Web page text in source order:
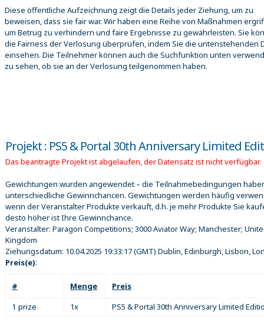
Diese öffentliche Aufzeichnung zeigt die Details jeder Ziehung, um zu
beweisen, dass sie fair war. Wir haben eine Reihe von Maßnahmen
um Betrug zu verhindern und faire Ergebnisse zu gewährleisten. Sie
die Fairness der Verlosung überprüfen, indem Sie die untenstehenden
einsehen. Die Teilnehmer können auch die Suchfunktion unten
zu sehen, ob sie an der Verlosung teilgenommen haben.
Projekt : PS5 & Portal 30th Anniversary Limited
Das beantragte Projekt ist abgelaufen, der Datensatz ist nicht verfügbar.
Gewichtungen wurden angewendet – die Teilnahmebedingungen
unterschiedliche Gewinnchancen. Gewichtungen werden häufig
wenn der Veranstalter Produkte verkauft, d.h. je mehr Produkte Sie
desto höher ist Ihre Gewinnchance.
Veranstalter: Paragon Competitions; 3000 Aviator Way; Manchester;
Kingdom
Ziehungsdatum: 10.04.2025 19:33:17(GMT) Dublin, Edinburgh, Lisbon,
Preis(e):
# Menge
Preis
1 prize
1x PS5 & Portal 30th Anniversary Limited